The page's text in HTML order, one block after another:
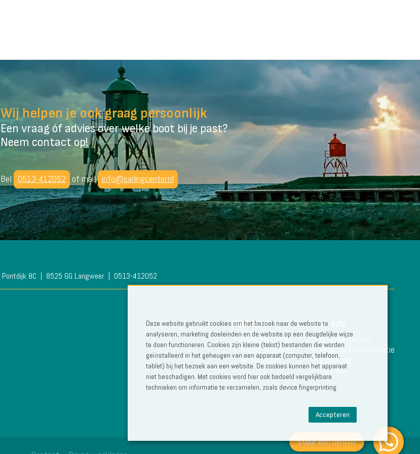
Wij helpen je ook graag persoonlijk
Een vraag óf advies over welke boot bij je past?
Neem contact op!
Bel 0513-412052 of mail info@sailingcenter.nl
Pontdijk 8C 8525 GG Langweer 0513-412052
Boot huren
Open zeilboten
Kajuit zeilboten
Motorboten
Meer info
Arrangementen
Praktische informatie
Zeillessen
Contact
Deze website gebruikt cookies om het bezoek naar de website te
analyseren, marketing doeleinden en de website op een deugdelijke wijze
te doen functioneren. Cookies zijn kleine (tekst) bestanden die worden
geïnstalleerd in het geheugen van een apparaat (computer, telefoon,
tablet) bij het bezoek aan een website. De cookies kunnen het apparaat
niet beschadigen. Met cookies word hier ook bedoeld vergelijkbare
technieken om informatie te verzamelen, zoals device fingerprinting.
Accepteren
Stuur een bericht